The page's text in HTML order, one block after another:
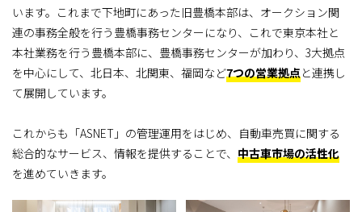
います。これまで下地町にあった旧豊橋本部は、オークション関
連の事務全般を行う豊橋事務センターになり、これで東京本社と
本社業務を行う豊橋本部に、豊橋事務センターが加わり、3大拠点
を中心にして、北日本、北関東、福岡など7つの営業拠点と連携し
て展開しています。
これからも「ASNET」の管理運用をはじめ、自動車売買に関する
総合的なサービス、情報を提供することで、 中古車市場の活性化
を進めていきます。